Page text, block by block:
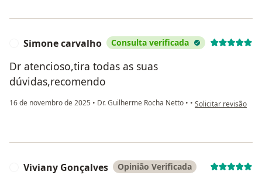
Simone carvalho Consulta verificada
Dr atencioso,tira todas as suas
dúvidas,recomendo
16 de novembro de 2025 • Dr. Guilherme Rocha Netto • • na opinião do
Solicitar revisão
Viviany Gonçalves Opinião Verificada